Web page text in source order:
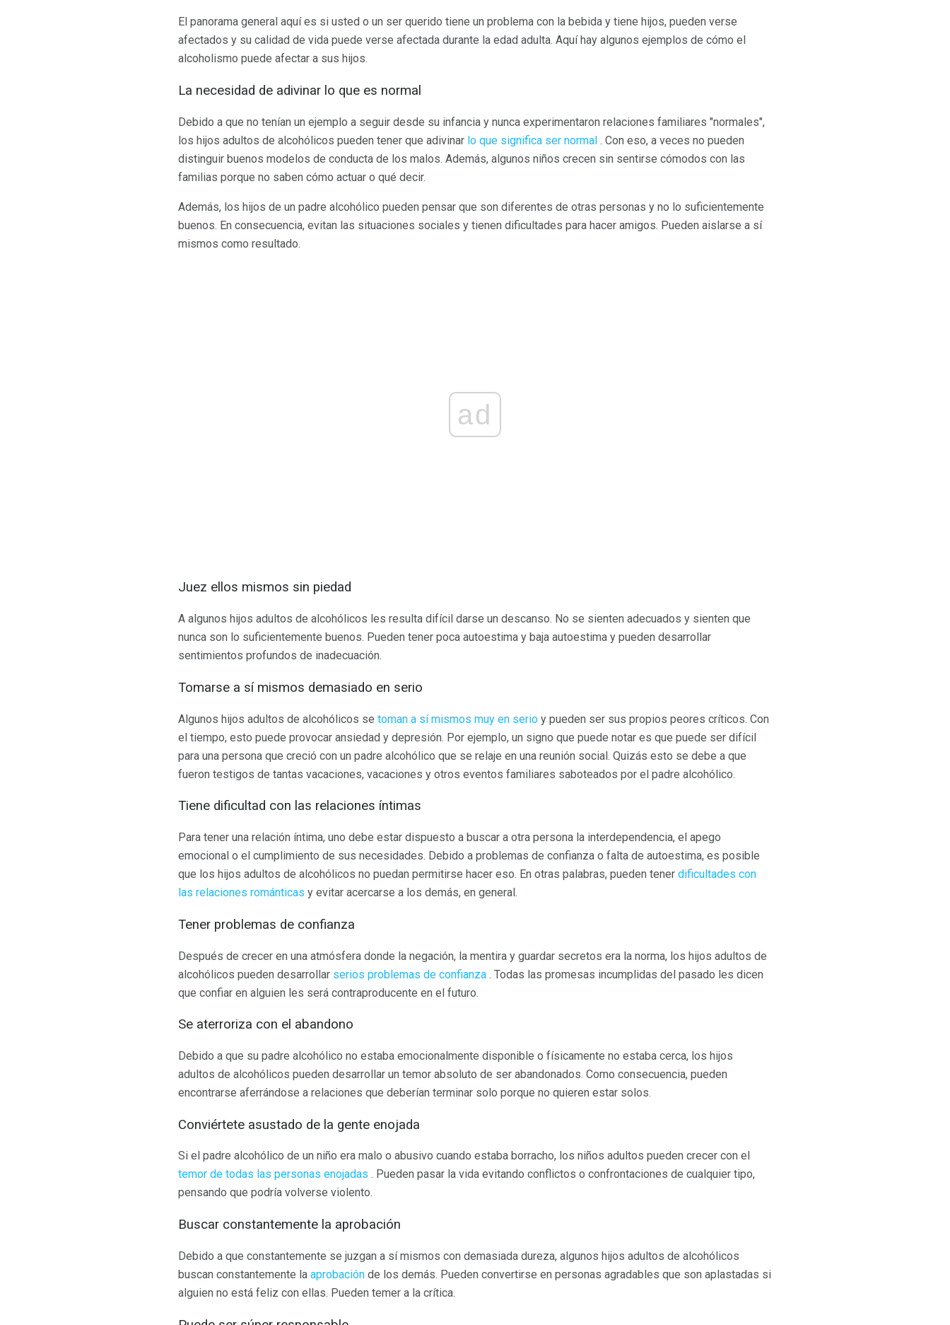
El panorama general aquí es si usted o un ser querido tiene un problema con la bebida y tiene hijos, pueden verse
afectados y su calidad de vida puede verse afectada durante la edad adulta. Aquí hay algunos ejemplos de cómo el
alcoholismo puede afectar a sus hijos.
La necesidad de adivinar lo que es normal
Debido a que no tenían un ejemplo a seguir desde su infancia y nunca experimentaron relaciones familiares "normales",
los hijos adultos de alcohólicos pueden tener que adivinar lo que significa ser normal . Con eso, a veces no pueden
distinguir buenos modelos de conducta de los malos. Además, algunos niños crecen sin sentirse cómodos con las
familias porque no saben cómo actuar o qué decir.
Además, los hijos de un padre alcohólico pueden pensar que son diferentes de otras personas y no lo suficientemente
buenos. En consecuencia, evitan las situaciones sociales y tienen dificultades para hacer amigos. Pueden aislarse a sí
mismos como resultado.
ad
Juez ellos mismos sin piedad
A algunos hijos adultos de alcohólicos les resulta difícil darse un descanso. No se sienten adecuados y sienten que
nunca son lo suficientemente buenos. Pueden tener poca autoestima y baja autoestima y pueden desarrollar
sentimientos profundos de inadecuación.
Tomarse a sí mismos demasiado en serio
Algunos hijos adultos de alcohólicos se toman a sí mismos muy en serio y pueden ser sus propios peores críticos. Con
el tiempo, esto puede provocar ansiedad y depresión. Por ejemplo, un signo que puede notar es que puede ser difícil
para una persona que creció con un padre alcohólico que se relaje en una reunión social. Quizás esto se debe a que
fueron testigos de tantas vacaciones, vacaciones y otros eventos familiares saboteados por el padre alcohólico.
Tiene dificultad con las relaciones íntimas
Para tener una relación íntima, uno debe estar dispuesto a buscar a otra persona la interdependencia, el apego
emocional o el cumplimiento de sus necesidades. Debido a problemas de confianza o falta de autoestima, es posible
que los hijos adultos de alcohólicos no puedan permitirse hacer eso. En otras palabras, pueden tener dificultades con
las relaciones románticas y evitar acercarse a los demás, en general.
Tener problemas de confianza
Después de crecer en una atmósfera donde la negación, la mentira y guardar secretos era la norma, los hijos adultos de
alcohólicos pueden desarrollar serios problemas de confianza . Todas las promesas incumplidas del pasado les dicen
que confiar en alguien les será contraproducente en el futuro.
Se aterroriza con el abandono
Debido a que su padre alcohólico no estaba emocionalmente disponible o físicamente no estaba cerca, los hijos
adultos de alcohólicos pueden desarrollar un temor absoluto de ser abandonados. Como consecuencia, pueden
encontrarse aferrándose a relaciones que deberían terminar solo porque no quieren estar solos.
Conviértete asustado de la gente enojada
Si el padre alcohólico de un niño era malo o abusivo cuando estaba borracho, los niños adultos pueden crecer con el
temor de todas las personas enojadas . Pueden pasar la vida evitando conflictos o confrontaciones de cualquier tipo,
pensando que podría volverse violento.
Buscar constantemente la aprobación
Debido a que constantemente se juzgan a sí mismos con demasiada dureza, algunos hijos adultos de alcohólicos
buscan constantemente la aprobación de los demás. Pueden convertirse en personas agradables que son aplastadas si
alguien no está feliz con ellas. Pueden temer a la crítica.